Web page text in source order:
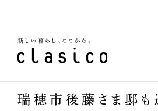
瑞穂市後藤さま邸も